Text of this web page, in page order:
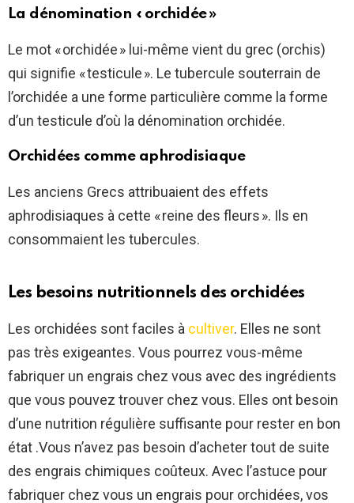
La dénomination « orchidée »
Le mot « orchidée » lui-même vient du grec (orchis)
qui signifie « testicule ». Le tubercule souterrain de
l’orchidée a une forme particulière comme la forme
d’un testicule d’où la dénomination orchidée.
Orchidées comme aphrodisiaque
Les anciens Grecs attribuaient des effets
aphrodisiaques à cette « reine des fleurs ». Ils en
consommaient les tubercules.
Les besoins nutritionnels des orchidées
Les orchidées sont faciles à cultiver. Elles ne sont
pas très exigeantes. Vous pourrez vous-même
fabriquer un engrais chez vous avec des ingrédients
que vous pouvez trouver chez vous. Elles ont besoin
d’une nutrition régulière suffisante pour rester en bon
état .Vous n’avez pas besoin d’acheter tout de suite
des engrais chimiques coûteux. Avec l’astuce pour
fabriquer chez vous un engrais pour orchidées, vos